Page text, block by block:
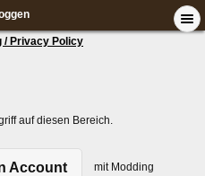
/ Privacy Policy
auf diesen Bereich.
Account mit Modding